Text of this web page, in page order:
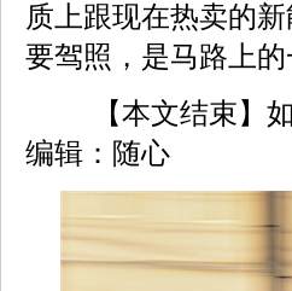
质上跟现在热卖的
要驾照，是马路上的
【本文结束】
编辑：随心